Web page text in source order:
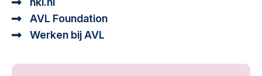
AVL Foundation
Werken bij AVL